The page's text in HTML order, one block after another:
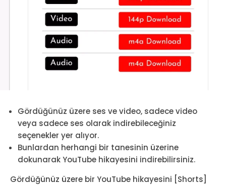
Gördüğünüz üzere ses ve video, sadece video
veya sadece ses olarak indirebileceğiniz
seçenekler yer alıyor.
Bunlardan herhangi bir tanesinin üzerine
dokunarak YouTube hikayesini indirebilirsiniz.
Gördüğünüz üzere bir YouTube hikayesini [Shorts]